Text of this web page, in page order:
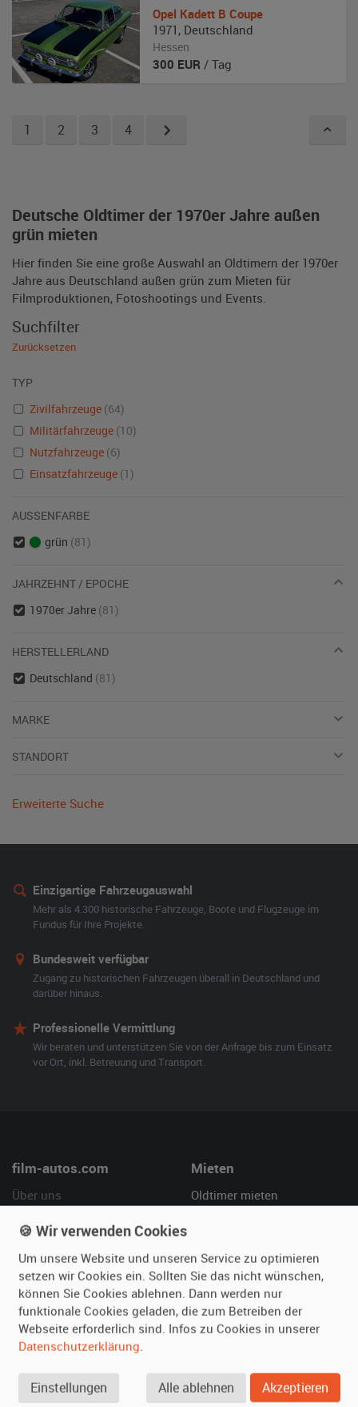
Deutsche Oldtimer der 1970er Jahre außen
grün mieten
Hier finden Sie eine große Auswahl an Oldtimern der 1970er
Jahre aus Deutschland außen grün zum Mieten für
Filmproduktionen, Fotoshootings und Events.
Opel Kadett B Coupe
1971 , Deutschland
Hessen
300 EUR / Tag
1 2 3 4
Suchfilter
Zurücksetzen
TYP
Zivilfahrzeuge (64)
Militärfahrzeuge (10)
Nutzfahrzeuge (6)
Einsatzfahrzeuge (1)
AUSSENFARBE
grün (81)
JAHRZEHNT / EPOCHE
1970er Jahre (81)
HERSTELLERLAND
Deutschland (81)
MARKE
STANDORT
Erweiterte Suche
Einzigartige Fahrzeugauswahl
Mehr als 4.300 historische Fahrzeuge, Boote und Flugzeuge im
Fundus für Ihre Projekte.
Bundesweit verfügbar
Zugang zu historischen Fahrzeugen überall in Deutschland und
darüber hinaus.
Professionelle Vermittlung
Wir beraten und unterstützen Sie von der Anfrage bis zum Einsatz
vor Ort, inkl. Betreuung und Transport.
film-autos.com
Über uns
Referenzen
Kundenmeinungen
Mieten
Oldtimer mieten
Service
Vermieten
Oldtimer anmelden
Fotos senden
Fragen für Vermieter
Inserat verwalten
Hilfe
Häufige Fragen (FAQ)
Kontakt
🍪 Wir verwenden Cookies
Um unsere Website und unseren Service zu optimieren
setzen wir Cookies ein. Sollten Sie das nicht wünschen,
können Sie Cookies ablehnen. Dann werden nur
funktionale Cookies geladen, die zum Betreiben der
Webseite erforderlich sind. Infos zu Cookies in unserer
Datenschutzerklärung.
Einstellungen Alle ablehnen Akzeptieren